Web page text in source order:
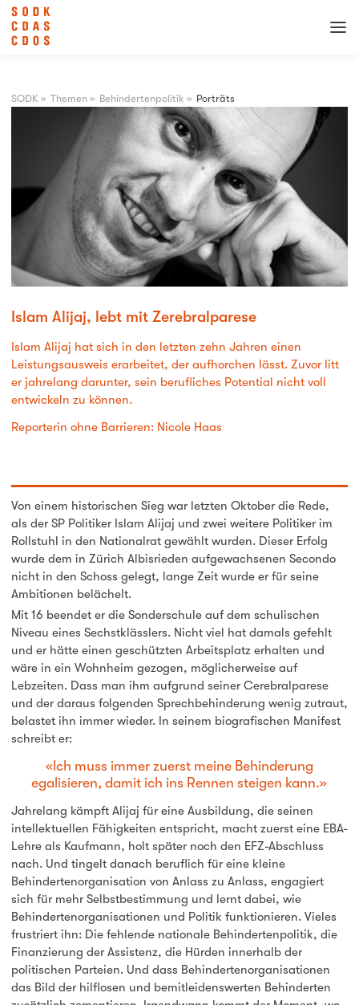
SODK » Themen » Behindertenpolitik » Porträts
Islam Alijaj, lebt mit Zerebralparese
Islam Alijaj hat sich in den letzten zehn Jahren einen
Leistungsausweis erarbeitet, der aufhorchen lässt. Zuvor litt
er jahrelang darunter, sein berufliches Potential nicht voll
entwickeln zu können.
Reporterin ohne Barrieren: Nicole Haas
Von einem historischen Sieg war letzten Oktober die Rede,
als der SP Politiker Islam Alijaj und zwei weitere Politiker im
Rollstuhl in den Nationalrat gewählt wurden. Dieser Erfolg
wurde dem in Zürich Albisrieden aufgewachsenen Secondo
nicht in den Schoss gelegt, lange Zeit wurde er für seine
Ambitionen belächelt.
Mit 16 beendet er die Sonderschule auf dem schulischen
Niveau eines Sechstklässlers. Nicht viel hat damals gefehlt
und er hätte einen geschützten Arbeitsplatz erhalten und
wäre in ein Wohnheim gezogen, möglicherweise auf
Lebzeiten. Dass man ihm aufgrund seiner Cerebralparese
und der daraus folgenden Sprechbehinderung wenig zutraut,
belastet ihn immer wieder. In seinem biografischen Manifest
schreibt er:
Ich muss immer zuerst meine Behinderung
egalisieren, damit ich ins Rennen steigen kann.
Jahrelang kämpft Alijaj für eine Ausbildung, die seinen
intellektuellen Fähigkeiten entspricht, macht zuerst eine EBA-
Lehre als Kaufmann, holt später noch den EFZ-Abschluss
nach. Und tingelt danach beruflich für eine kleine
Behindertenorganisation von Anlass zu Anlass, engagiert
sich für mehr Selbstbestimmung und lernt dabei, wie
Behindertenorganisationen und Politik funktionieren. Vieles
frustriert ihn: Die fehlende nationale Behindertenpolitik, die
Finanzierung der Assistenz, die Hürden innerhalb der
politischen Parteien. Und dass Behindertenorganisationen
das Bild der hilflosen und bemitleidenswerten Behinderten